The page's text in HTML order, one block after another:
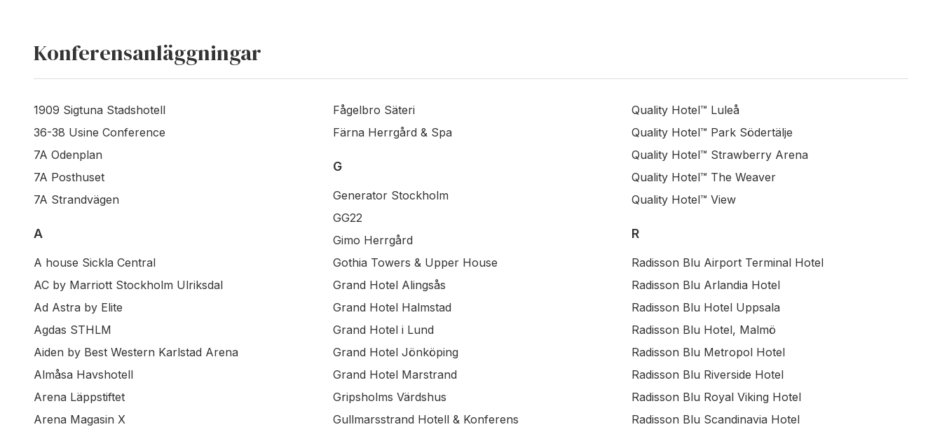
Konferensanläggningar
1909 Sigtuna Stadshotell
36-38 Usine Conference
7A Odenplan
7A Posthuset
7A Strandvägen
A
A house Sickla Central
AC by Marriott Stockholm Ulriksdal
Ad Astra by Elite
Agdas STHLM
Aiden by Best Western Karlstad Arena
Almåsa Havshotell
Arena Läppstiftet
Arena Magasin X
Fågelbro Säteri
Färna Herrgård & Spa
G
Generator Stockholm
GG22
Gimo Herrgård
Gothia Towers & Upper House
Grand Hotel Alingsås
Grand Hotel Halmstad
Grand Hotel i Lund
Grand Hotel Jönköping
Grand Hotel Marstrand
Gripsholms Värdshus
Gullmarsstrand Hotell & Konferens
Quality Hotel™ Luleå
Quality Hotel™ Park Södertälje
Quality Hotel™ Strawberry Arena
Quality Hotel™ The Weaver
Quality Hotel™ View
R
Radisson Blu Airport Terminal Hotel
Radisson Blu Arlandia Hotel
Radisson Blu Hotel Uppsala
Radisson Blu Hotel, Malmö
Radisson Blu Metropol Hotel
Radisson Blu Riverside Hotel
Radisson Blu Royal Viking Hotel
Radisson Blu Scandinavia Hotel